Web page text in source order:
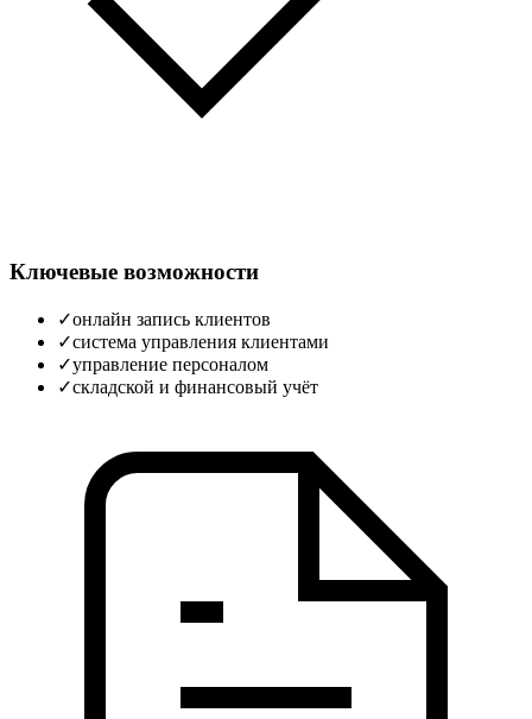
Ключевые возможности
✓онлайн запись клиентов
✓система управления клиентами
✓управление персоналом
✓складской и финансовый учёт